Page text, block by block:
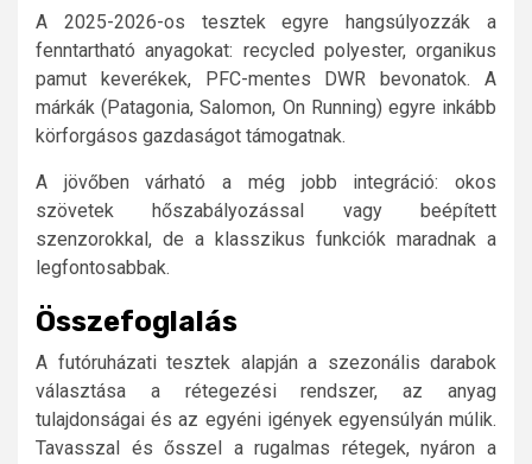
A 2025-2026-os tesztek egyre hangsúlyozzák a
fenntartható anyagokat: recycled polyester, organikus
pamut keverékek, PFC-mentes DWR bevonatok. A
márkák (Patagonia, Salomon, On Running) egyre inkább
körforgásos gazdaságot támogatnak.
A jövőben várható a még jobb integráció: okos
szövetek hőszabályozással vagy beépített
szenzorokkal, de a klasszikus funkciók maradnak a
legfontosabbak.
Összefoglalás
A futóruházati tesztek alapján a szezonális darabok
választása a rétegezési rendszer, az anyag
tulajdonságai és az egyéni igények egyensúlyán múlik.
Tavasszal és ősszel a rugalmas rétegek, nyáron a